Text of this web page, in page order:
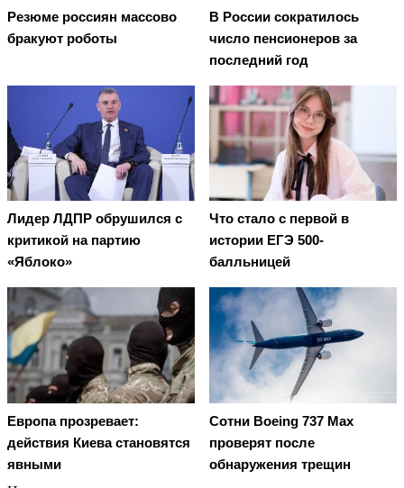
Резюме россиян массово
бракуют роботы
В России сократилось
число пенсионеров за
последний год
Лидер ЛДПР обрушился с
критикой на партию
«Яблоко»
Что стало с первой в
истории ЕГЭ 500-
балльницей
Европа прозревает:
действия Киева становятся
явными
Сотни Boeing 737 Max
проверят после
обнаружения трещин